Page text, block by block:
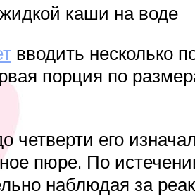
каши на воде
вводить несколько
порция по
четверти его
пюре. По
наблюдая за